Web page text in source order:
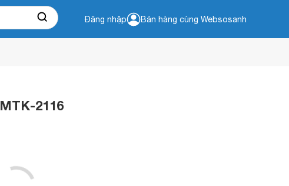
Đăng nhập Bán hàng cùng Websosanh
2116